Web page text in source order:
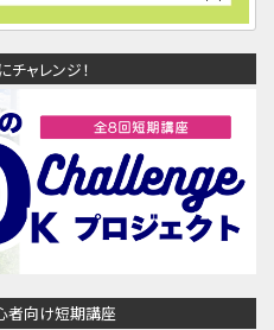
チャレンジ！
者向け短期講座